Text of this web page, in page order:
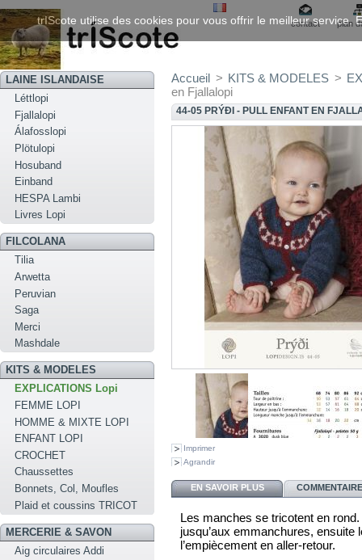
contact plan
LAINE ISLANDAISE
Léttlopi
Fjallalopi
Álafosslopi
Plötulopi
Hosuband
Einband
HESPA Lambi
Livres Lopi
FILCOLANA
Tilia
Arwetta
Peruvian
Saga
Merci
Mashdale
KITS & MODELES
EXPLICATIONS Lopi
FEMME LOPI
HOMME & MIXTE LOPI
ENFANT LOPI
CROCHET
Chaussettes
Bonnets, Col, Moufles
Plaid et coussins TRICOT
MERCERIE & SAVON
Aig circulaires Addi
Accueil > KITS & MODELES >
en Fjallalopi
44-05 PRÝÐI - PULL ENFANT EN
Imprimer
Agrandir
EN SAVOIR PLUS
Les manches se tricotent en
jusqu’aux emmanchures,
l’empiècement en aller-retour.
trIScote utilise des cookies pour vous offrir le meilleur